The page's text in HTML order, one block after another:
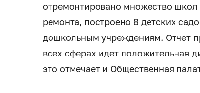
отремонтировано множество школ
ремонта, построено 8 детских
дошкольным учреждениям. Отчет
всех сферах идет положительная
это отмечает и Общественная